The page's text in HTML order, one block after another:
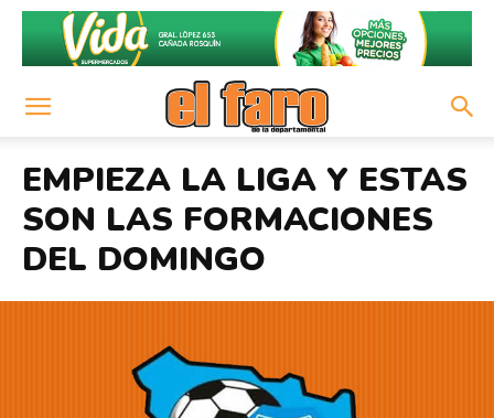
EMPIEZA LA LIGA Y ESTAS
SON LAS FORMACIONES
DEL DOMINGO